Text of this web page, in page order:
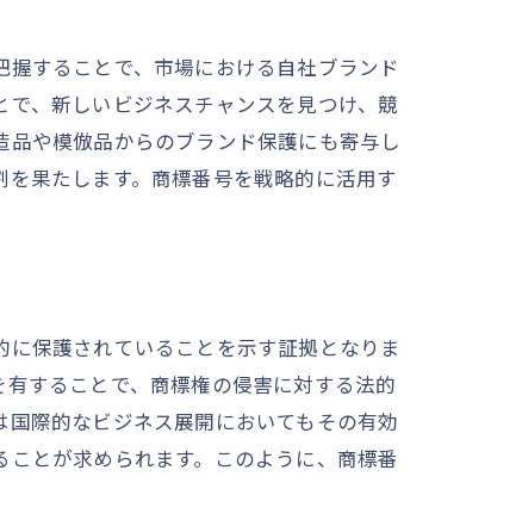
することで、市場における自社ブランド
、新しいビジネスチャンスを見つけ、競
や模倣品からのブランド保護にも寄与し
果たします。商標番号を戦略的に活用す
保護されていることを示す証拠となりま
することで、商標権の侵害に対する法的
際的なビジネス展開においてもその有効
とが求められます。このように、商標番